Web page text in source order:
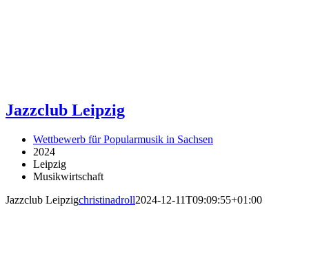
Jazzclub Leipzig
Wettbewerb für Popularmusik in Sachsen
2024
Leipzig
Musikwirtschaft
Jazzclub Leipzigchristinadroll2024-12-11T09:09:55+01:00